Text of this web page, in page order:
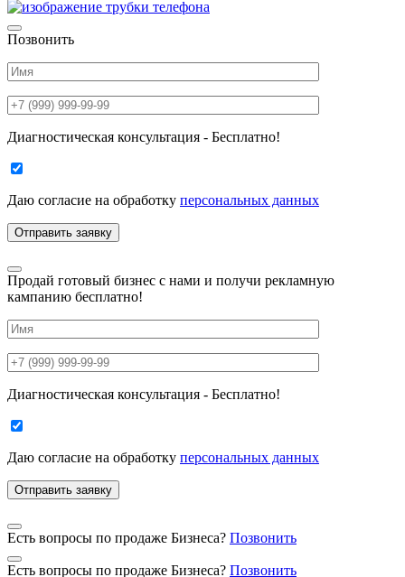
Позвонить
Диагностическая консультация - Бесплатно!
Даю согласие на обработку персональных данных
Продай готовый бизнес с нами и получи рекламную
кампанию бесплатно!
Диагностическая консультация - Бесплатно!
Даю согласие на обработку персональных данных
Есть вопросы по продаже Бизнеса? Позвонить
Есть вопросы по продаже Бизнеса? Позвонить